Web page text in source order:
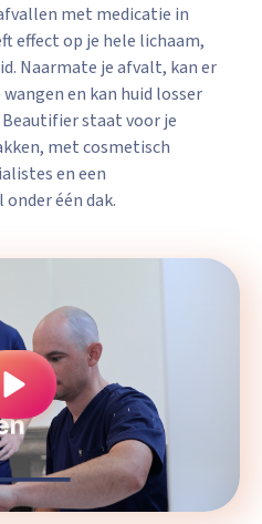
met medicatie in
effect op je hele lichaam,
Naarmate je afvalt, kan er
en kan huid losser
staat voor je
met cosmetisch
en een
één dak.